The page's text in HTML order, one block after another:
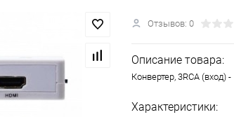
Отзывов: 0
Описание товара:
Конвертер, 3RCA (вход)
Характеристики: